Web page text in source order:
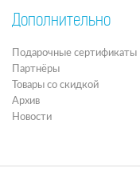
Дополнительно
Подарочные сертификаты
Партнёры
Товары со скидкой
Архив
Новости